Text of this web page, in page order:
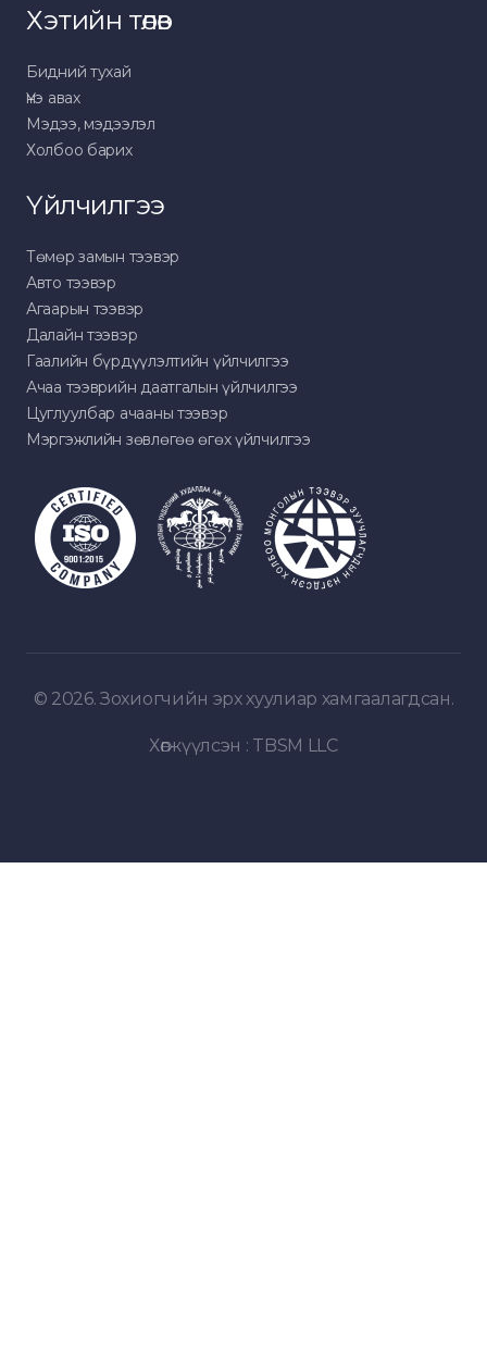
Хэтийн төлөв
Бидний тухай
Үнэ авах
Мэдээ, мэдээлэл
Холбоо барих
Үйлчилгээ
Төмөр замын тээвэр
Авто тээвэр
Агаарын тээвэр
Далайн тээвэр
Гаалийн бүрдүүлэлтийн үйлчилгээ
Ачаа тээврийн даатгалын үйлчилгээ
Цуглуулбар ачааны тээвэр
Мэргэжлийн зөвлөгөө өгөх үйлчилгээ
© 2026. Зохиогчийн эрх хуулиар хамгаалагдсан.
Хөгжүүлсэн : TBSM LLC